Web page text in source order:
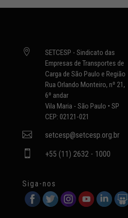

SETCESP - Sindicato das
Empresas de Transportes de
Carga de São Paulo e Região
Rua Orlando Monteiro, nº 21,
6º andar
Vila Maria - São Paulo • SP
CEP: 02121-021
 setcesp@setcesp.org.br
 +55 (11) 2632 - 1000
Siga-nos